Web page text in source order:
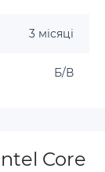
3 місяці
Б/В
Core